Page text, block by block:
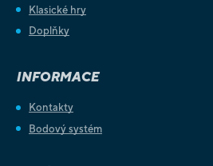
Klasické hry
Doplňky
INFORMACE
Kontakty
Bodový systém